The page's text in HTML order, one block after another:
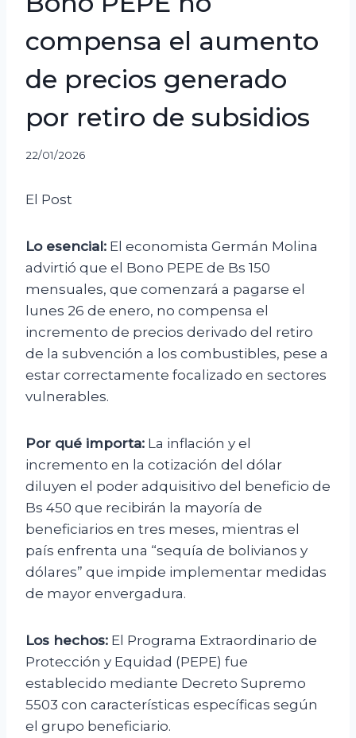
compensa el aumento
de precios generado
por retiro de subsidios
22/01/2026
El Post
Lo esencial: El economista Germán Molina
advirtió que el Bono PEPE de Bs 150
mensuales, que comenzará a pagarse el
lunes 26 de enero, no compensa el
incremento de precios derivado del retiro
de la subvención a los combustibles, pese a
estar correctamente focalizado en sectores
vulnerables.
Por qué importa: La inflación y el
incremento en la cotización del dólar
diluyen el poder adquisitivo del beneficio de
Bs 450 que recibirán la mayoría de
beneficiarios en tres meses, mientras el
país enfrenta una “sequía de bolivianos y
dólares” que impide implementar medidas
de mayor envergadura.
Los hechos: El Programa Extraordinario de
Protección y Equidad (PEPE) fue
establecido mediante Decreto Supremo
5503 con características específicas según
el grupo beneficiario.